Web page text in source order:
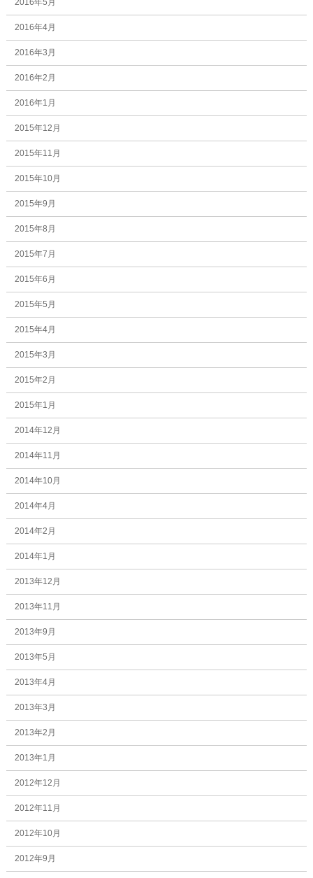
2016年5月
2016年4月
2016年3月
2016年2月
2016年1月
2015年12月
2015年11月
2015年10月
2015年9月
2015年8月
2015年7月
2015年6月
2015年5月
2015年4月
2015年3月
2015年2月
2015年1月
2014年12月
2014年11月
2014年10月
2014年4月
2014年2月
2014年1月
2013年12月
2013年11月
2013年9月
2013年5月
2013年4月
2013年3月
2013年2月
2013年1月
2012年12月
2012年11月
2012年10月
2012年9月